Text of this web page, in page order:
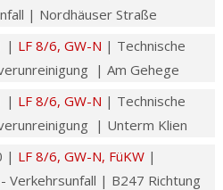
| Nordhäuser Straße
| LF 8/6, GW-N | Technische
| Am Gehege
| LF 8/6, GW-N | Technische
| Unterm Klien
| LF 8/6, GW-N, FüKW |
Verkehrsunfall | B247 Richtung